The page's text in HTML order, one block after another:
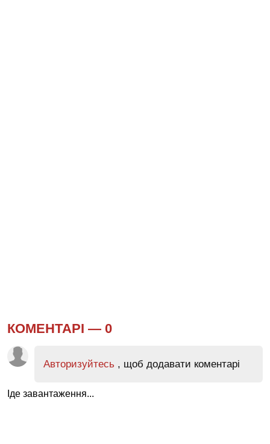
КОМЕНТАРІ — 0
Авторизуйтесь , щоб додавати коментарі
Іде завантаження...